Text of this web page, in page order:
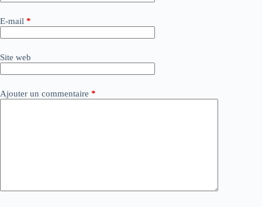
E-mail *
Site web
Ajouter un commentaire *
n
t
i
e